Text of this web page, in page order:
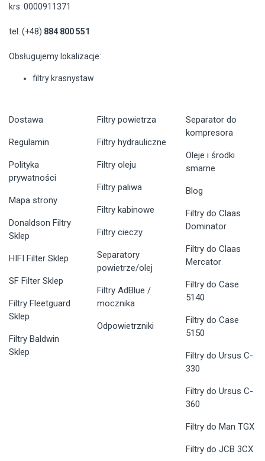
krs: 0000911371
tel. (+48) 884 800 551
Obsługujemy lokalizacje:
filtry krasnystaw
Dostawa
Regulamin
Polityka
prywatności
Mapa strony
Donaldson Filtry
Sklep
HIFI Filter Sklep
SF Filter Sklep
Filtry Fleetguard
Sklep
Filtry Baldwin
Sklep
Filtry powietrza
Filtry hydrauliczne
Filtry oleju
Filtry paliwa
Filtry kabinowe
Filtry cieczy
Separatory
powietrze/olej
Filtry AdBlue /
mocznika
Odpowietrzniki
Separator do
kompresora
Oleje i środki
smarne
Blog
Filtry do Claas
Dominator
Filtry do Claas
Mercator
Filtry do Case
5140
Filtry do Case
5150
Filtry do Ursus C-
330
Filtry do Ursus C-
360
Filtry do Man TGX
Filtry do JCB 3CX